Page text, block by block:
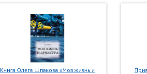
Книга Олега Шпакова «Моя жизнь и